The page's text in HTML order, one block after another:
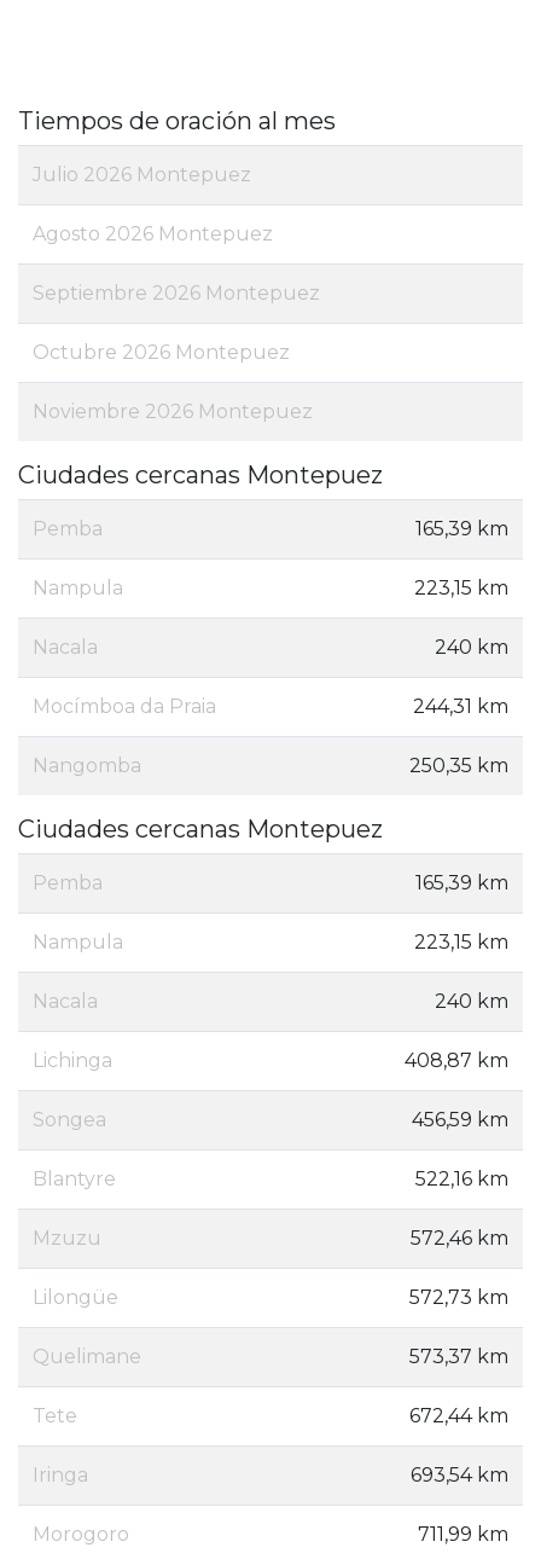
Tiempos de oración al mes
Julio 2026 Montepuez
Agosto 2026 Montepuez
Septiembre 2026 Montepuez
Octubre 2026 Montepuez
Noviembre 2026 Montepuez
Ciudades cercanas Montepuez
Pemba 165,39 km
Nampula 223,15 km
Nacala 240 km
Mocímboa da Praia 244,31 km
Nangomba 250,35 km
Ciudades cercanas Montepuez
Pemba 165,39 km
Nampula 223,15 km
Nacala 240 km
Lichinga 408,87 km
Songea 456,59 km
Blantyre 522,16 km
Mzuzu 572,46 km
Lilongüe 572,73 km
Quelimane 573,37 km
Tete 672,44 km
Iringa 693,54 km
Morogoro 711,99 km